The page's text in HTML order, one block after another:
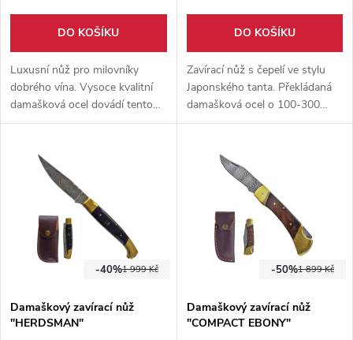
DO KOŠÍKU
Luxusní nůž pro milovníky
dobrého vína. Vysoce kvalitní
damašková ocel dovádí tento
zavírací nůž do naprosté
šitým pouzdrem z hovězí kůže.
DO KOŠÍKU
Zavírací nůž s čepelí ve stylu
Japonského tanta. Překládaná
damašková ocel o 100-300
vrstvách. Pohodlná dřevěná
součástí balení.
1 999 Kč
-40%
Damaškový zavírací nůž
"HERDSMAN"
1 899 Kč
-50%
Damaškový zavírací nůž
"COMPACT EBONY"